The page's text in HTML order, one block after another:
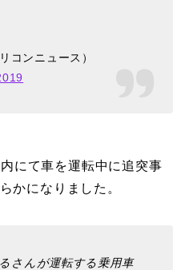
コンニュース）
にて車を運転中に追突事
かになりました。
さんが運転する乗用車